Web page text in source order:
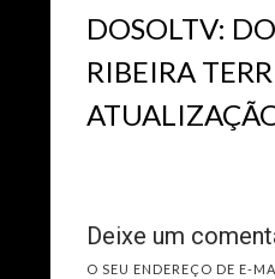
DOSOLTV:
RIBEIRA
Deixe um
O SEU ENDEREÇO DE E-